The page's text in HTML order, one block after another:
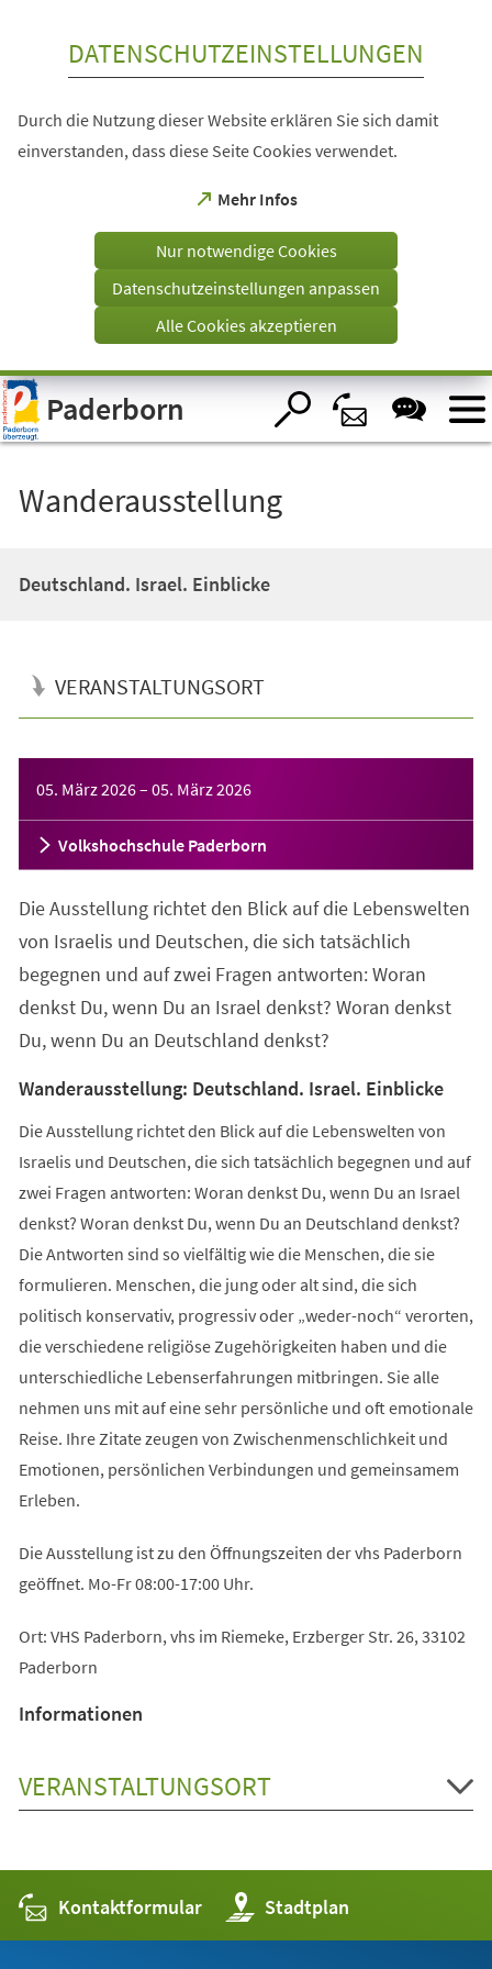
Visuelle
Assistenzsoftware
öffnen.
DATENSCHUTZEINSTELLUNGEN
Durch die Nutzung dieser Website erklären Sie sich damit
einverstanden, dass diese Seite Cookies verwendet.
Mehr Infos
(Öffnet
einem
Tab)
Nur notwendige Cookies
Datenschutzeinstellungen anpassen
Alle Cookies akzeptieren
Paderborn
Wanderausstellung
Deutschland. Israel. Einblicke
VERANSTALTUNGSORT
05. März 2026– 05. März 2026
Volkshochschule Paderborn
Die Ausstellung richtet den Blick auf die Lebenswelten
von Israelis und Deutschen, die sich tatsächlich
begegnen und auf zwei Fragen antworten: Woran
denkst Du, wenn Du an Israel denkst? Woran denkst
Du, wenn Du an Deutschland denkst?
Wanderausstellung: Deutschland. Israel. Einblicke
Die Ausstellung richtet den Blick auf die Lebenswelten von
Israelis und Deutschen, die sich tatsächlich begegnen und auf
zwei Fragen antworten: Woran denkst Du, wenn Du an Israel
denkst? Woran denkst Du, wenn Du an Deutschland denkst?
Die Antworten sind so vielfältig wie die Menschen, die sie
formulieren. Menschen, die jung oder alt sind, die sich
politisch konservativ, progressiv oder „weder-noch“ verorten,
die verschiedene religiöse Zugehörigkeiten haben und die
unterschiedliche Lebenserfahrungen mitbringen. Sie alle
nehmen uns mit auf eine sehr persönliche und oft emotionale
Reise. Ihre Zitate zeugen von Zwischenmenschlichkeit und
Emotionen, persönlichen Verbindungen und gemeinsamem
Erleben.
Die Ausstellung ist zu den Öffnungszeiten der vhs Paderborn
geöffnet. Mo-Fr 08:00-17:00 Uhr.
Ort: VHS Paderborn, vhs im Riemeke, Erzberger Str. 26, 33102
Paderborn
Informationen
VERANSTALTUNGSORT
Kontaktformular Stadtplan
(Öffnet
in
einem